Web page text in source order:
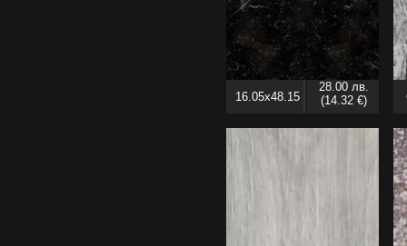
16.05x48.15
см
28.00 лв.
(14.32 €)